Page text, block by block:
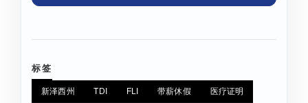
标签
新泽西州 TDI FLI 带薪休假 医疗证明